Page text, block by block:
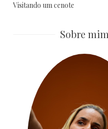
Visitando um cenote
Sobre mim